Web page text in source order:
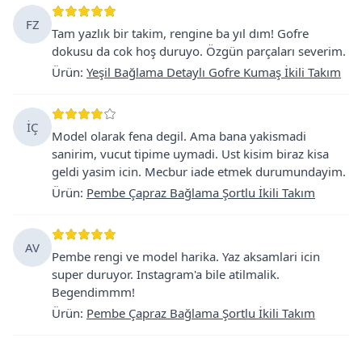
FZ
Tam yazlık bir takim, rengine ba yıl dım! Gofre
dokusu da cok hoş duruyo. Özgün parçaları severim.
Ürün: Yeşil Bağlama Detaylı Gofre Kumaş İkili Takım
İÇ
Model olarak fena degil. Ama bana yakismadi
sanirim, vucut tipime uymadi. Ust kisim biraz kisa
geldi yasim icin. Mecbur iade etmek durumundayim.
Ürün: Pembe Çapraz Bağlama Şortlu İkili Takım
AV
Pembe rengi ve model harika. Yaz aksamlari icin
super duruyor. Instagram'a bile atilmalik.
Begendimmm!
Ürün: Pembe Çapraz Bağlama Şortlu İkili Takım